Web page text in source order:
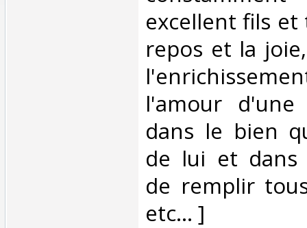
excellent fils
repos et la
l'amour
dans le bien
de lui et dans
de remplir
etc... ]‎